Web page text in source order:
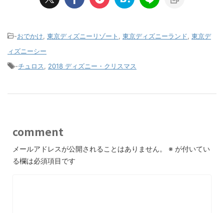
-おでかけ 東京ディズニーリゾート 東京ディズニーランド 東京デ
ィズニーシー
-チュロス 2018 ディズニー・クリスマス
comment
メールアドレスが公開されることはありません。 ※ が付いてい
る欄は必須項目です